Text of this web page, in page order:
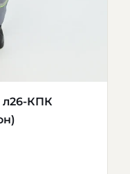
л26-КПК